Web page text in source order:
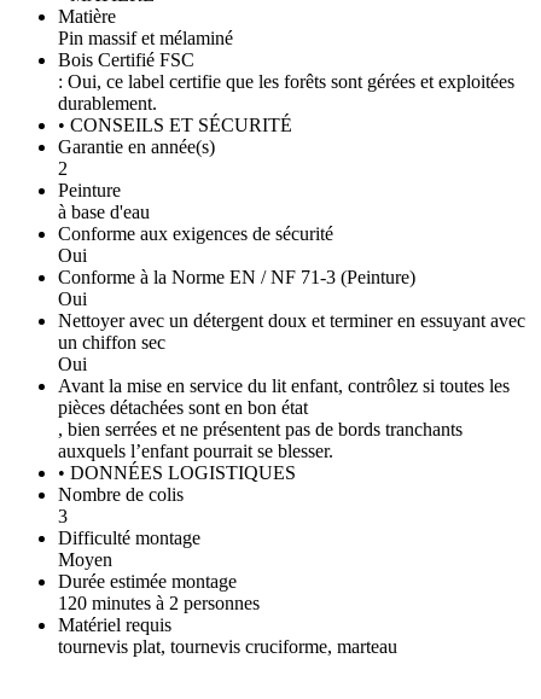
Matière
Pin massif et mélaminé
Bois Certifié FSC
: Oui, ce label certifie que les forêts sont gérées et exploitées
durablement.
• CONSEILS ET SÉCURITÉ
Garantie en année(s)
2
Peinture
à base d'eau
Conforme aux exigences de sécurité
Oui
Conforme à la Norme EN / NF 71-3 (Peinture)
Oui
Nettoyer avec un détergent doux et terminer en essuyant avec
un chiffon sec
Oui
Avant la mise en service du lit enfant, contrôlez si toutes les
pièces détachées sont en bon état
, bien serrées et ne présentent pas de bords tranchants
auxquels l’enfant pourrait se blesser.
• DONNÉES LOGISTIQUES
Nombre de colis
3
Difficulté montage
Moyen
Durée estimée montage
120 minutes à 2 personnes
Matériel requis
tournevis plat, tournevis cruciforme, marteau